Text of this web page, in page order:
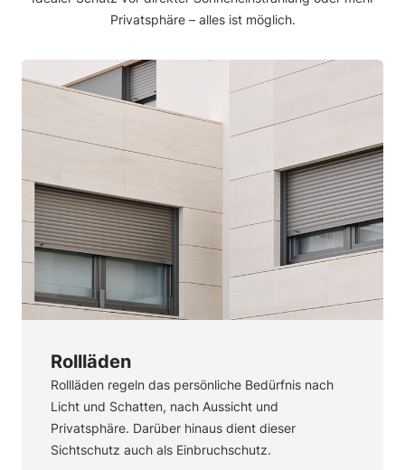
Privatsphäre – alles ist möglich.
Rollläden
Rollläden regeln das persönliche Bedürfnis nach
Licht und Schatten, nach Aussicht und
Privatsphäre. Darüber hinaus dient dieser
Sichtschutz auch als Einbruchschutz.